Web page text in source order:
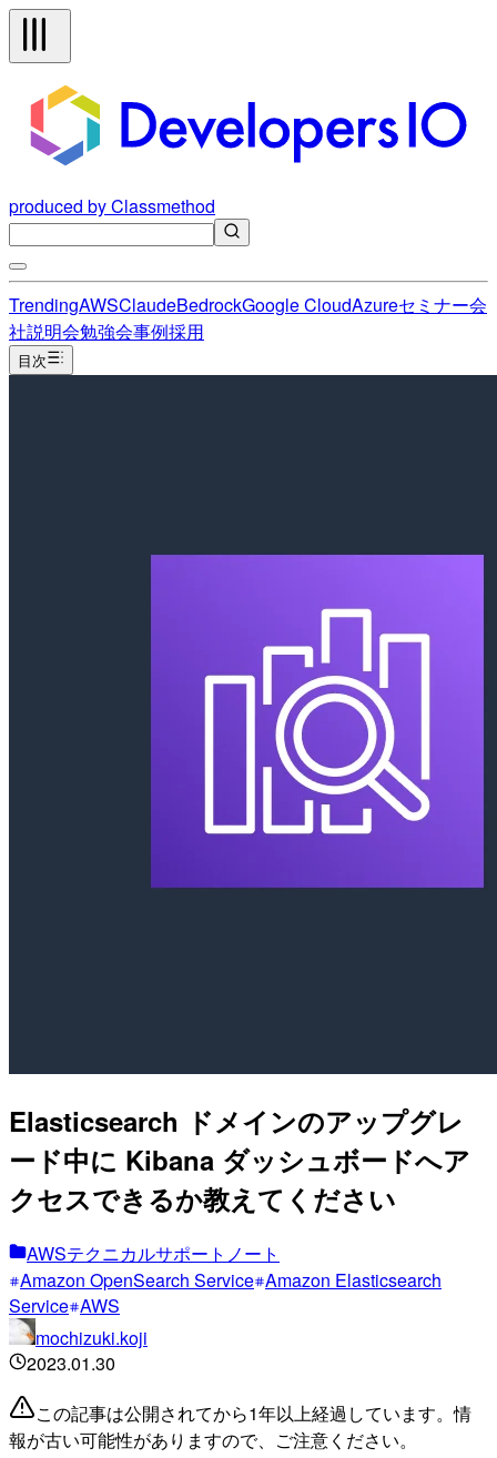
produced by Classmethod
TrendingAWSClaudeBedrockGoogle CloudAzureセミナー会
社説明会勉強会事例採用
目次
Elasticsearch ドメインのアップグレ
ード中に Kibana ダッシュボードへア
クセスできるか教えてください
AWSテクニカルサポートノート
Amazon OpenSearch Service Amazon Elasticsearch
Service AWS
mochizuki.koji
2023.01.30
この記事は公開されてから1年以上経過しています。情
報が古い可能性がありますので、ご注意ください。